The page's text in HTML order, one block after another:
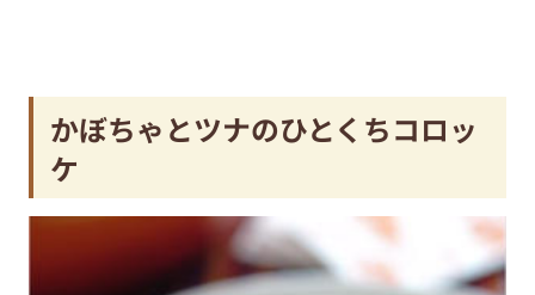
かぼちゃとツナのひとくちコロッ
ケ